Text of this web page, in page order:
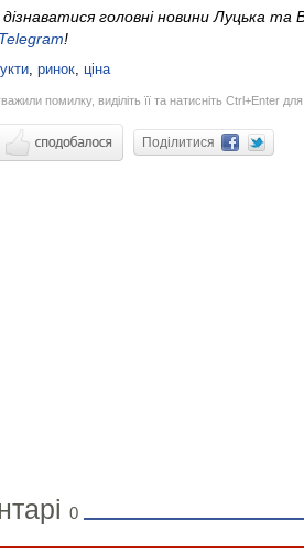
головні новини Луцька
Telegram!
, ринок, ціна
помилку, виділіть її та натисніть Ctrl+Enter
Поділитися
0